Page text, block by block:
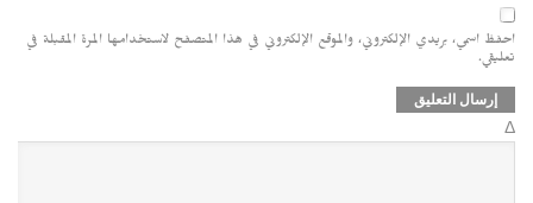
احفظ اسمي، بريدي الإلكتروني، والموقع الإلكتروني في هذا المتصفح لاستخدامها المرة المقبلة في
تعليقي.
Δ